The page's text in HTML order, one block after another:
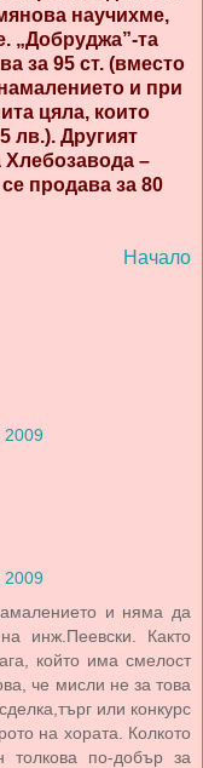
научихме,
„Добруджа”-та
за 95 ст. (вместо
и при
цяла, които
лв.). Другият
Хлебозавода –
продава за 80
Начало
2009
2009
и няма да
инж.Пеевски. Както
който има смелост
че мисли не за това
или конкурс
на хората. Колкото
толкова по-добър за